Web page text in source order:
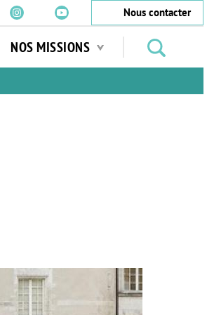
Nous contacter
NOS MISSIONS
jardins